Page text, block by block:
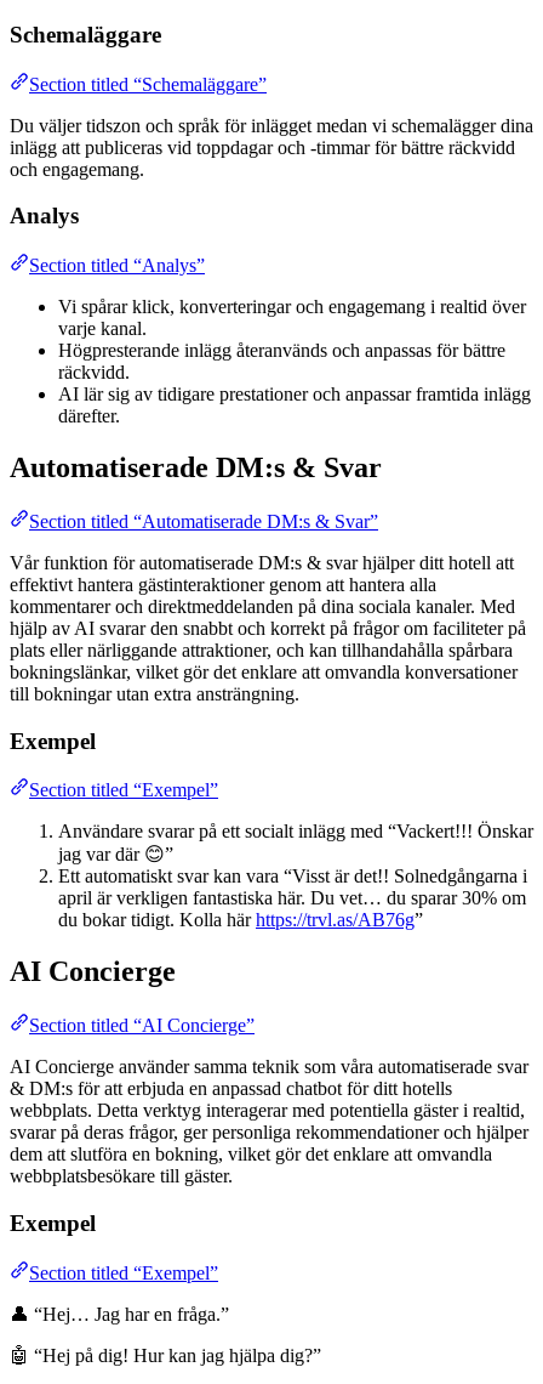
Schemaläggare
Section titled “Schemaläggare”
Du väljer tidszon och språk för inlägget medan vi schemalägger dina
inlägg att publiceras vid toppdagar och -timmar för bättre räckvidd
och engagemang.
Analys
Section titled “Analys”
Vi spårar klick, konverteringar och engagemang i realtid över
varje kanal.
Högpresterande inlägg återanvänds och anpassas för bättre
räckvidd.
AI lär sig av tidigare prestationer och anpassar framtida inlägg
därefter.
Automatiserade DM:s & Svar
Section titled “Automatiserade DM:s & Svar”
Vår funktion för automatiserade DM:s & svar hjälper ditt hotell att
effektivt hantera gästinteraktioner genom att hantera alla
kommentarer och direktmeddelanden på dina sociala kanaler. Med
hjälp av AI svarar den snabbt och korrekt på frågor om faciliteter på
plats eller närliggande attraktioner, och kan tillhandahålla spårbara
bokningslänkar, vilket gör det enklare att omvandla konversationer
till bokningar utan extra ansträngning.
Exempel
Section titled “Exempel”
Användare svarar på ett socialt inlägg med “Vackert!!! Önskar
jag var där 😊”
Ett automatiskt svar kan vara “Visst är det!! Solnedgångarna i
april är verkligen fantastiska här. Du vet… du sparar 30% om
du bokar tidigt. Kolla härhttps://trvl.as/AB76g”
AI Concierge
Section titled “AI Concierge”
AI Concierge använder samma teknik som våra automatiserade svar
& DM:s för att erbjuda en anpassad chatbot för ditt hotells
webbplats. Detta verktyg interagerar med potentiella gäster i realtid,
svarar på deras frågor, ger personliga rekommendationer och hjälper
dem att slutföra en bokning, vilket gör det enklare att omvandla
webbplatsbesökare till gäster.
Exempel
Section titled “Exempel”
👤 “Hej… Jag har en fråga.”
🤖 “Hej på dig! Hur kan jag hjälpa dig?”